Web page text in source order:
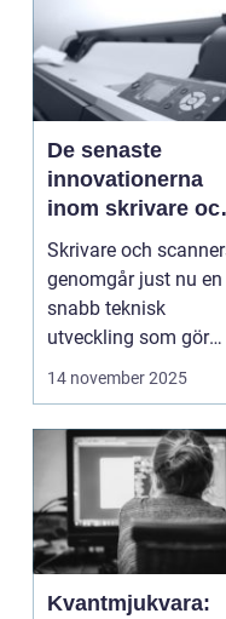
De senaste
innovationerna
inom skrivare
scanners
Skrivare och
genomgår just nu en
snabb teknisk
utveckling som gör
dem mer intell...
14 november 2025
Kvantmjukvara: